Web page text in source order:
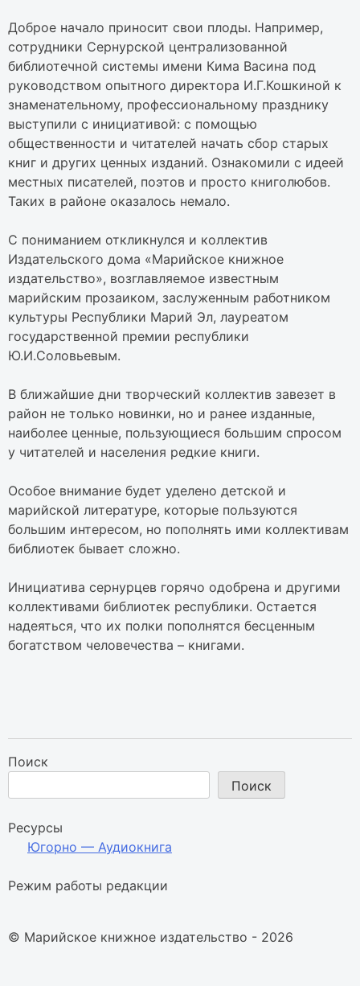
Доброе начало приносит свои плоды. Например,
сотрудники Сернурской централизованной
библиотечной системы имени Кима Васина под
руководством опытного директора И.Г.Кошкиной к
знаменательному, профессиональному празднику
выступили с инициативой: с помощью
общественности и читателей начать сбор старых
книг и других ценных изданий. Ознакомили с идеей
местных писателей, поэтов и просто книголюбов.
Таких в районе оказалось немало.
С пониманием откликнулся и коллектив
Издательского дома «Марийское книжное
издательство», возглавляемое известным
марийским прозаиком, заслуженным работником
культуры Республики Марий Эл, лауреатом
государственной премии республики
Ю.И.Соловьевым.
В ближайшие дни творческий коллектив завезет в
район не только новинки, но и ранее изданные,
наиболее ценные, пользующиеся большим спросом
у читателей и населения редкие книги.
Особое внимание будет уделено детской и
марийской литературе, которые пользуются
большим интересом, но пополнять ими коллективам
библиотек бывает сложно.
Инициатива сернурцев горячо одобрена и другими
коллективами библиотек республики. Остается
надеяться, что их полки пополнятся бесценным
богатством человечества – книгами.
Поиск
Поиск
Ресурсы
Югорно — Аудиокнига
Режим работы редакции
© Марийское книжное издательство - 2026